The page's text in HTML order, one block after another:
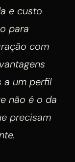
e custo
para
com
a um perfil
não é o da
precisam